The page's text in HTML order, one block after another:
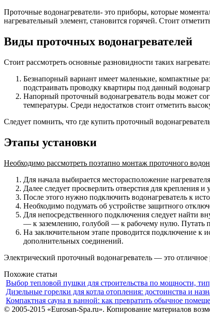
Проточные водонагреватели- это приборы, которые
нагревательный элемент, становится горячей. Стоит
Виды проточных водонагревателей
Стоит рассмотреть основные разновидности таких
Безнапорный вариант имеет маленькие, компактные
подстраивать проводку квартиры под данный
Напорный проточный водонагреватель воды может
температуры. Среди недостатков стоит отметить
Следует помнить, что где купить проточный
Этапы установки
Необходимо рассмотреть поэтапно монтаж проточного
Для начала выбирается месторасположение
Далее следует просверлить отверстия для крепления
После этого нужно подключить водонагреватель к
Необходимо подумать об устройстве защитного
Для непосредственного подключения следует найти
— к заземлению, голубой — к рабочему нулю. Путать
На заключительном этапе проводится подключение к
дополнительных соединений.
Электрический проточный водонагреватель — это
Похожие статьи
Выбор тепловой пушки для строительства по мощности,
Дизельные горелки для котла отопления: достоинства и
Компактная сауна в ванной: как превратить обычное
© 2005-2015 «Eurosan-Spa.ru». Копирование материалов